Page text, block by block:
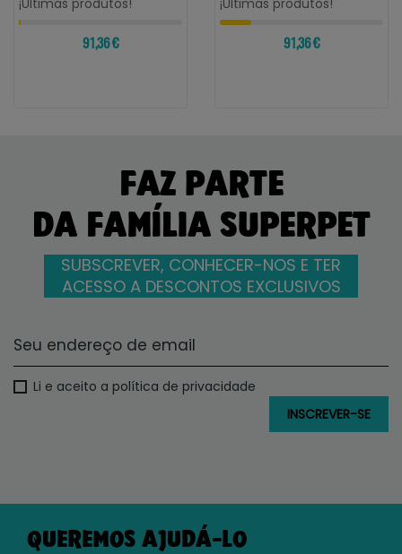
91,36 € 91,36 €
FAZ PARTE
DA FAMÍLIA SUPERPET
SUBSCREVER, CONHECER-NOS E TER
ACESSO A DESCONTOS EXCLUSIVOS
Li e aceito a política de privacidade
QUEREMOS AJUDÁ-LO